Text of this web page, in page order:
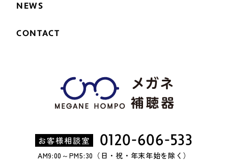
NEWS
CONTACT
お客様相談室 0120-606-533
AM9:00～PM5:30（日・祝・年末年始を除く）